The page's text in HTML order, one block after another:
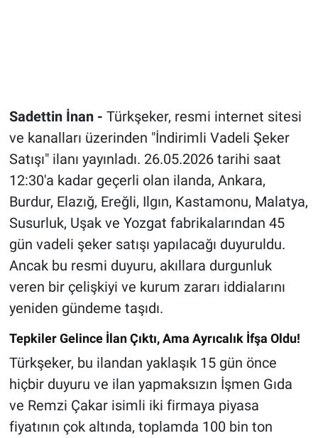
Sadettin İnan - Türkşeker, resmi internet sitesi
ve kanalları üzerinden "İndirimli Vadeli Şeker
Satışı" ilanı yayınladı. 26.05.2026 tarihi saat
12:30'a kadar geçerli olan ilanda, Ankara,
Burdur, Elazığ, Ereğli, Ilgın, Kastamonu, Malatya,
Susurluk, Uşak ve Yozgat fabrikalarından 45
gün vadeli şeker satışı yapılacağı duyuruldu.
Ancak bu resmi duyuru, akıllara durgunluk
veren bir çelişkiyi ve kurum zararı iddialarını
yeniden gündeme taşıdı.
Tepkiler Gelince İlan Çıktı, Ama Ayrıcalık İfşa Oldu!
Türkşeker, bu ilandan yaklaşık 15 gün önce
hiçbir duyuru ve ilan yapmaksızın İşmen Gıda
ve Remzi Çakar isimli iki firmaya piyasa
fiyatının çok altında, toplamda 100 bin ton